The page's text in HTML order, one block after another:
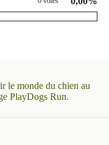
le monde du chien au
PlayDogs Run.